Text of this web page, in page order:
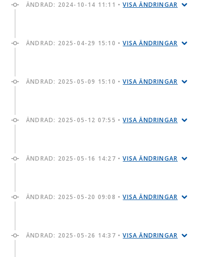
ÄNDRAD: 2024-10-14 11:11 •VISA ÄNDRINGAR
ÄNDRAD: 2025-04-29 15:10 •VISA ÄNDRINGAR
ÄNDRAD: 2025-05-09 15:10 •VISA ÄNDRINGAR
ÄNDRAD: 2025-05-12 07:55 •VISA ÄNDRINGAR
ÄNDRAD: 2025-05-16 14:27 •VISA ÄNDRINGAR
ÄNDRAD: 2025-05-20 09:08 •VISA ÄNDRINGAR
ÄNDRAD: 2025-05-26 14:37 •VISA ÄNDRINGAR